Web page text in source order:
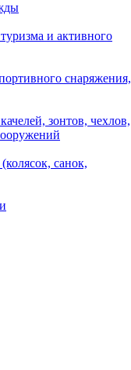
и активного
снаряжения,
зонтов, чехлов,
санок,